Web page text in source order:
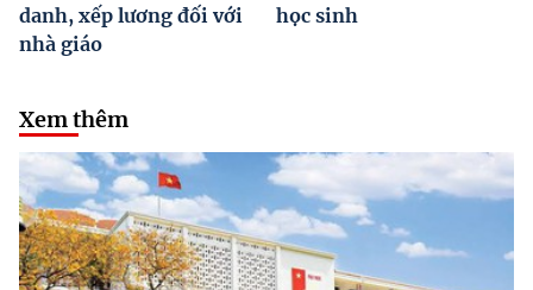
danh, xếp lương đối với
nhà giáo
học sinh
Xem thêm